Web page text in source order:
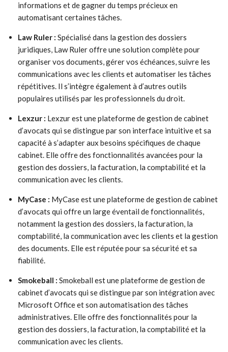
informations et de gagner du temps précieux en
automatisant certaines tâches.
Law Ruler : Spécialisé dans la gestion des dossiers
juridiques, Law Ruler offre une solution complète pour
organiser vos documents, gérer vos échéances, suivre les
communications avec les clients et automatiser les tâches
répétitives. Il s’intègre également à d’autres outils
populaires utilisés par les professionnels du droit.
Lexzur : Lexzur est une plateforme de gestion de cabinet
d’avocats qui se distingue par son interface intuitive et sa
capacité à s’adapter aux besoins spécifiques de chaque
cabinet. Elle offre des fonctionnalités avancées pour la
gestion des dossiers, la facturation, la comptabilité et la
communication avec les clients.
MyCase : MyCase est une plateforme de gestion de cabinet
d’avocats qui offre un large éventail de fonctionnalités,
notamment la gestion des dossiers, la facturation, la
comptabilité, la communication avec les clients et la gestion
des documents. Elle est réputée pour sa sécurité et sa
fiabilité.
Smokeball : Smokeball est une plateforme de gestion de
cabinet d’avocats qui se distingue par son intégration avec
Microsoft Office et son automatisation des tâches
administratives. Elle offre des fonctionnalités pour la
gestion des dossiers, la facturation, la comptabilité et la
communication avec les clients.